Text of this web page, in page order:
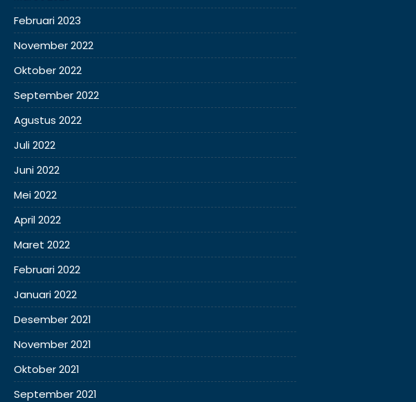
Februari 2023
November 2022
Oktober 2022
September 2022
Agustus 2022
Juli 2022
Juni 2022
Mei 2022
April 2022
Maret 2022
Februari 2022
Januari 2022
Desember 2021
November 2021
Oktober 2021
September 2021